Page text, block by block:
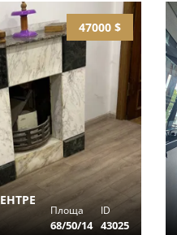
47000 $
Площа
68/50/14
ID
43025